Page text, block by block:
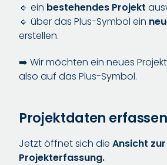
🔹 ein bestehendes Projekt
🔹 über das Plus-Symbol ein
erstellen.
➡️ Wir möchten ein neues
also auf das Plus-Symbol.
Projektdaten erfassen
Jetzt öffnet sich die Ansicht zur
Projekterfassung.